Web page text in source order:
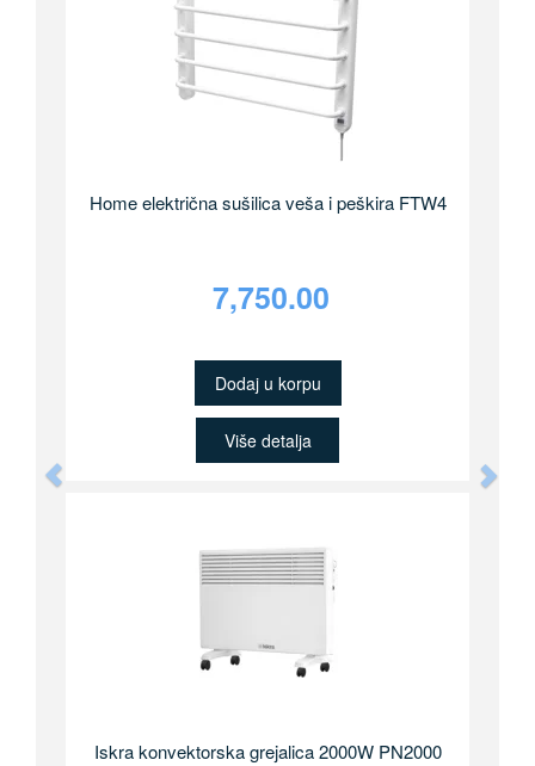
Home električna sušilica veša i peškira FTW4
7,750.00
Dodaj u korpu
Više detalja
Iskra konvektorska grejalica 2000W PN2000